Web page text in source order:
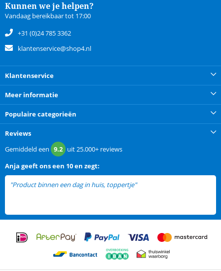
Kunnen we je helpen?
Vandaag bereikbaar tot 17:00
+31 (0)24 785 3362
klantenservice@shop4.nl
Klantenservice
Meer informatie
Populaire categorieën
Reviews
Gemiddeld een 9.2 uit25.000+ reviews
Anja geeft ons een 10 en zegt:
"Product binnen een dag in huis, toppertje"